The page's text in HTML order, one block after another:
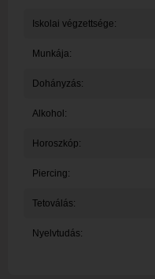
Iskolai végzettsége:
Munkája:
Dohányzás:
Alkohol:
Horoszkóp:
Piercing:
Tetoválás:
Nyelvtudás: